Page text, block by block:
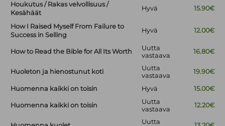
Houkutus / Rakas velvollisuus /
Kesähäät
Hyvä 15.90€
How I Raised Myself From Failure to
Success in Selling
Hyvä 12.00€
How to Read the Bible for All Its Worth
Uutta
vastaava
16.80€
Huoleton ja hienostunut koti
Uutta
vastaava
19.90€
Huomenna kaikki on toisin Hyvä 15.00€
Huomenna kaikki on toisin
Uutta
vastaava
12.20€
Uutta